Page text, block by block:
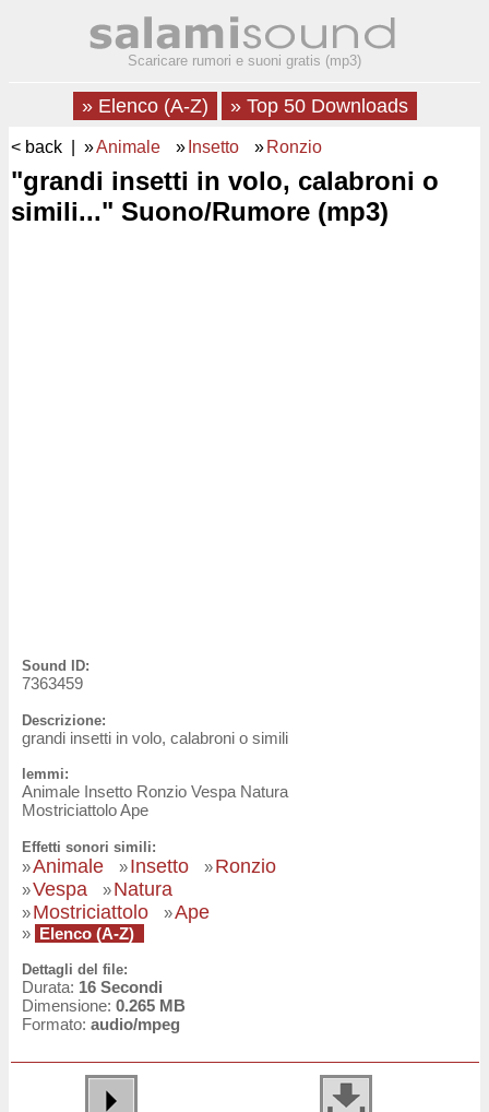
Scaricare rumori e suoni gratis (mp3)
» Elenco (A-Z) » Top 50 Downloads
< back | »Animale » Insetto » Ronzio
"grandi insetti in volo, calabroni o
simili..." Suono/Rumore (mp3)
Sound ID:
7363459
Descrizione:
grandi insetti in volo, calabroni o simili
lemmi:
Animale Insetto Ronzio Vespa Natura
Mostriciattolo Ape
Effetti sonori simili:
»Animale »Insetto »Ronzio
»Vespa »Natura
»Mostriciattolo »Ape
» Elenco (A-Z)
Dettagli del file:
Durata: 16 Secondi
Dimensione: 0.265 MB
Formato: audio/mpeg